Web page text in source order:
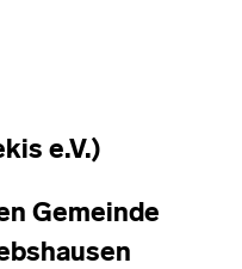
e.V.)
Gemeinde